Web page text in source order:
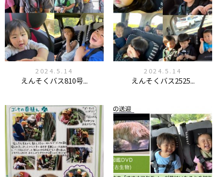
2024.5.14
えんそくバス810号...
2024.5.14
えんそくバス2525...